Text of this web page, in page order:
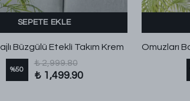
SEPETE EKLE
Büzgülü Etekli Takım Krem
%50
₺ 2,999.80
₺ 1,499.90